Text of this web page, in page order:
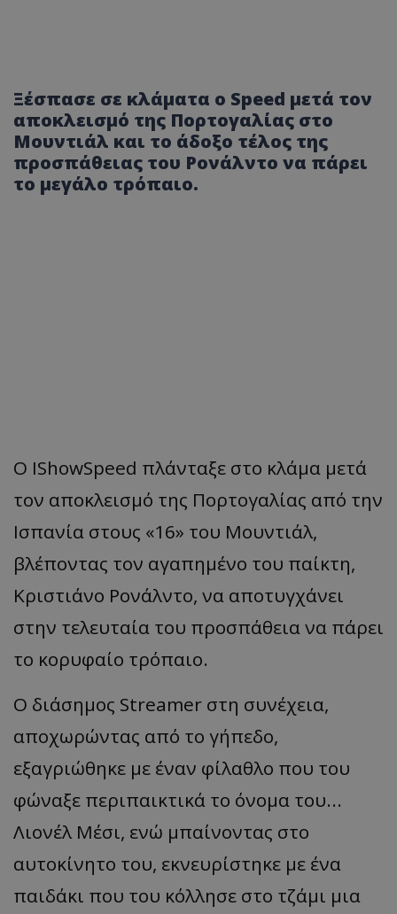
Ξέσπασε σε κλάματα ο Speed μετά τον
αποκλεισμό της Πορτογαλίας στο
Μουντιάλ και το άδοξο τέλος της
προσπάθειας του Ρονάλντο να πάρει
το μεγάλο τρόπαιο.
Ο IShowSpeed πλάνταξε στο κλάμα μετά
τον αποκλεισμό της Πορτογαλίας από την
Ισπανία στους «16» του Μουντιάλ,
βλέποντας τον αγαπημένο του παίκτη,
Κριστιάνο Ρονάλντο, να αποτυγχάνει
στην τελευταία του προσπάθεια να πάρει
το κορυφαίο τρόπαιο.
Ο διάσημος Streamer στη συνέχεια,
αποχωρώντας από το γήπεδο,
εξαγριώθηκε με έναν φίλαθλο που του
φώναξε περιπαικτικά το όνομα του...
Λιονέλ Μέσι, ενώ μπαίνοντας στο
αυτοκίνητο του, εκνευρίστηκε με ένα
παιδάκι που του κόλλησε στο τζάμι μια